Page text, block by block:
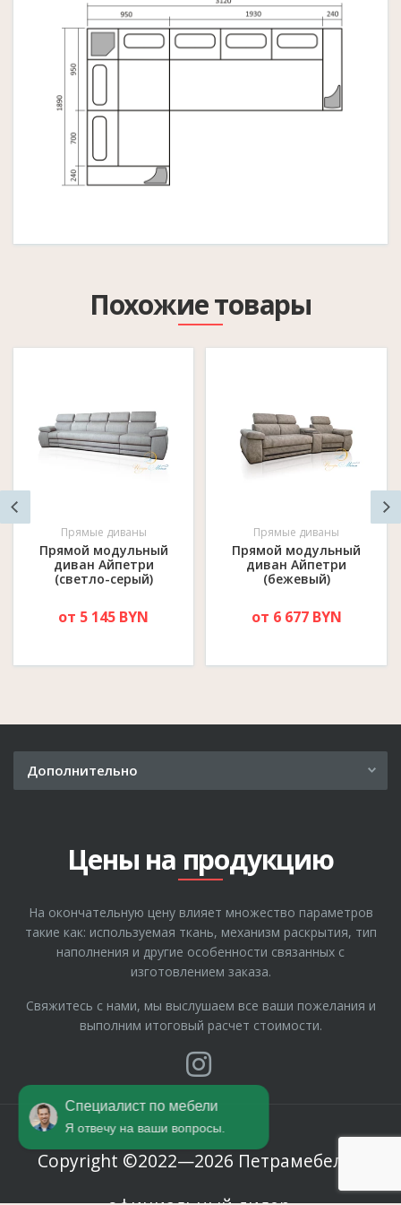
Специалист по мебели
Я отвечу на ваши вопросы.
Похожие товары
Прямые диваны
Прямой модульный
диван Айпетри
(светло-серый)
от 5 145 BYN
Прямые диваны
Прямой модульный
диван Айпетри
(бежевый)
от 6 677 BYN
Дополнительно
О компании
Отзывы
Полезные статьи
Цены на продукцию
На окончательную цену влияет множество параметров
такие как: используемая ткань, механизм раскрытия, тип
наполнения и другие особенности связанных с
изготовлением заказа.
Свяжитесь с нами, мы выслушаем все ваши пожелания и
выполним итоговый расчет стоимости.
Copyright ©2022—2026 Петрамебель -